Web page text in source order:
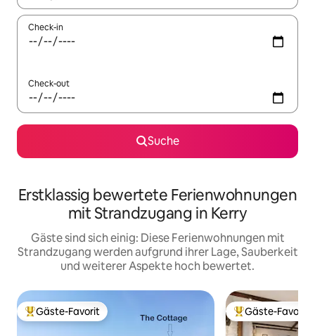
Check-in
Check-out
Suche
Erstklassig bewertete Ferienwohnungen
mit Strandzugang in Kerry
Gäste sind sich einig: Diese Ferienwohnungen mit
Strandzugang werden aufgrund ihrer Lage, Sauberkeit
und weiterer Aspekte hoch bewertet.
Beliebter Gäste-Favorit.
Gäste-Favorit Beliebter Gäste-
Gäste-Favorit